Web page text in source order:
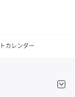
カレンダー